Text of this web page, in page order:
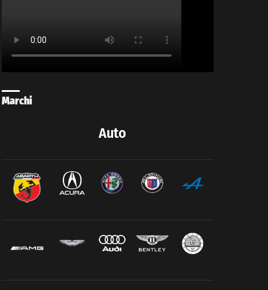
Marchi
Auto